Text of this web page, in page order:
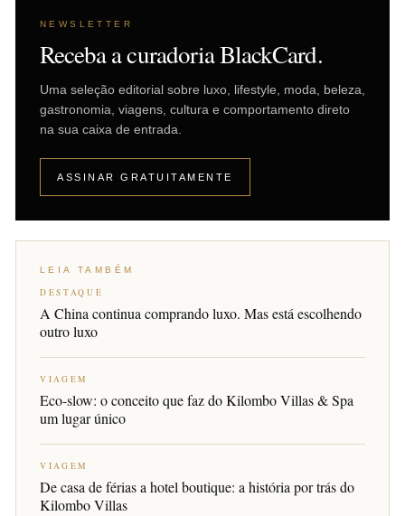
NEWSLETTER
Receba a curadoria BlackCard.
Uma seleção editorial sobre luxo, lifestyle, moda, beleza,
gastronomia, viagens, cultura e comportamento direto
na sua caixa de entrada.
ASSINAR GRATUITAMENTE
LEIA TAMBÉM
DESTAQUE
A China continua comprando luxo. Mas está escolhendo
outro luxo
VIAGEM
Eco-slow: o conceito que faz do Kilombo Villas & Spa
um lugar único
VIAGEM
De casa de férias a hotel boutique: a história por trás do
Kilombo Villas